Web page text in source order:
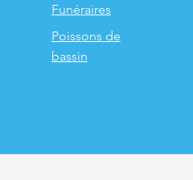
Funéraires
Poissons de
bassin